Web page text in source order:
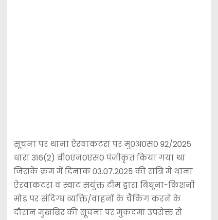
सूचना पर थाना ऐरवाकटरा पर मु0अ0सं0 92/2025
धारा 316(2) बी0एन0एस0 पंजीकृत किया गया था
जिसके क्रम में दिनांक 03.07.2025 की रात्रि मे थाना
ऐरवाकटरा व स्वाट सयुंक्त टीम द्वारा बिधूना-किशनी
मोड पर संदिग्ध व्यक्ति/वाहनों के चैकिंग करने के
दौरान मुखबिर की सूचना पर मुकदमा उपरोक्त से